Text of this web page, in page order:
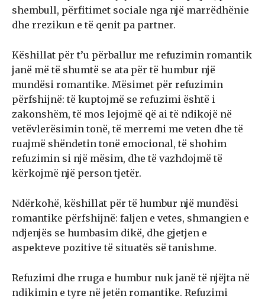
shembull, përfitimet sociale nga një marrëdhënie
dhe rrezikun e të qenit pa partner.
Këshillat për t’u përballur me refuzimin romantik
janë më të shumtë se ata për të humbur një
mundësi romantike. Mësimet për refuzimin
përfshijnë: të kuptojmë se refuzimi është i
zakonshëm, të mos lejojmë që ai të ndikojë në
vetëvlerësimin tonë, të merremi me veten dhe të
ruajmë shëndetin tonë emocional, të shohim
refuzimin si një mësim, dhe të vazhdojmë të
kërkojmë një person tjetër.
Ndërkohë, këshillat për të humbur një mundësi
romantike përfshijnë: faljen e vetes, shmangien e
ndjenjës se humbasim dikë, dhe gjetjen e
aspekteve pozitive të situatës së tanishme.
Refuzimi dhe rruga e humbur nuk janë të njëjta në
ndikimin e tyre në jetën romantike. Refuzimi